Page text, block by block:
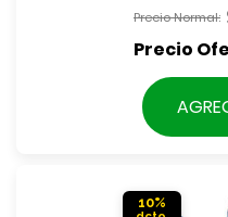
10%